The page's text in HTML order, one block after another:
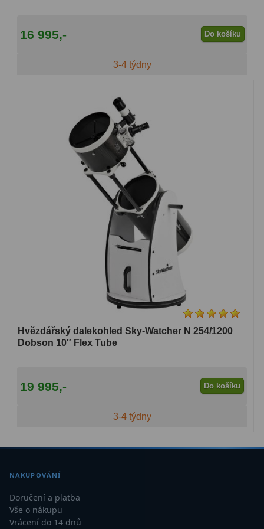
16 995,- Do košíku
3-4 týdny
Hvězdářský dalekohled Sky-Watcher N 254/1200
Dobson 10″ Flex Tube
19 995,- Do košíku
3-4 týdny
NAKUPOVÁNÍ
Doručení a platba
Vše o nákupu
Vrácení do 14 dnů